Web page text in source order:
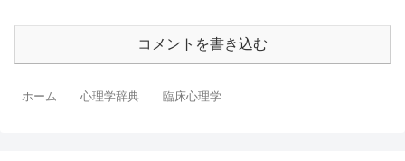
コメントを書き込む
ホーム 心理学辞典 臨床心理学